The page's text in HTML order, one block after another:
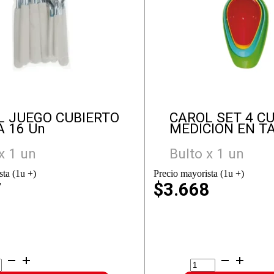
JUEGO CUBIERTO
16 Un
1 un
(1u +)
CAROL SET 4
MEDICION EN
Bulto x 1 un
Precio mayorista (1u +)
$3.668
CAROL
SET